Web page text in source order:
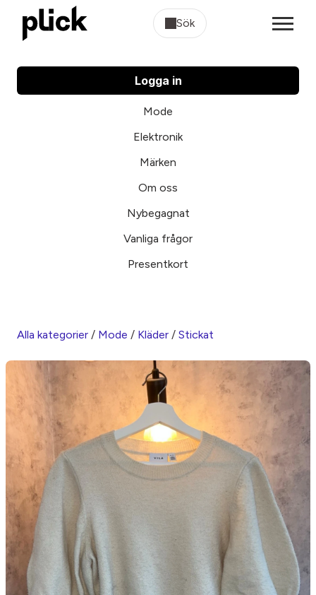
Sök
Logga in
Mode
Elektronik
Märken
Om oss
Nybegagnat
Vanliga frågor
Presentkort
Alla kategorier / Mode / Kläder / Stickat